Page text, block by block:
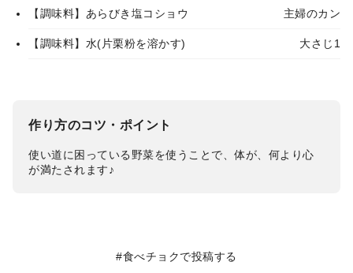
【調味料】あらびき塩コショウ 主婦のカン
【調味料】水(片栗粉を溶かす) 大さじ1
作り方のコツ・ポイント
使い道に困っている野菜を使うことで、体が、何より心
が満たされます♪
#食べチョクで投稿する